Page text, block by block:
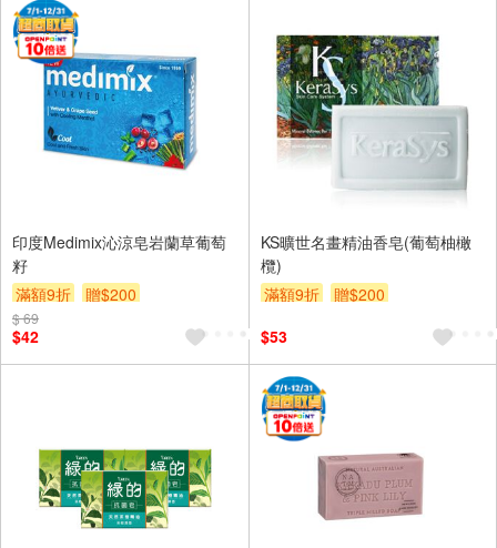
印度Medimix沁涼皂岩蘭草葡萄
籽
滿額9折
贈$200
$ 69
$42
KS曠世名畫精油香皂(葡萄柚橄
欖)
滿額9折
贈$200
$53